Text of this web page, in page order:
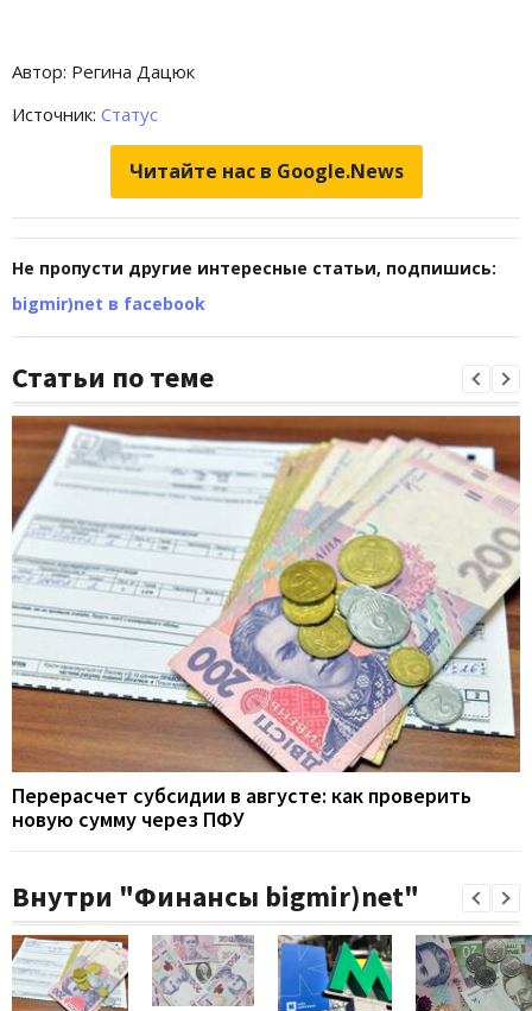
Автор: Регина Дацюк
Источник: Статус
Читайте нас в Google.News
Не пропусти другие интересные статьи, подпишись:
bigmir)net в facebook
Статьи по теме
Перерасчет субсидии в августе: как проверить
новую сумму через ПФУ
Внутри "Финансы bigmir)net"